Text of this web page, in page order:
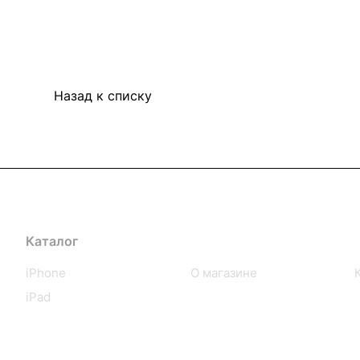
Назад к списку
Каталог
iPhone
iPad
О магазине